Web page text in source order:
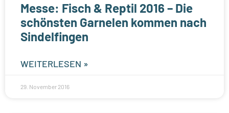
Messe: Fisch & Reptil 2016 – Die
schönsten Garnelen kommen nach
Sindelfingen
WEITERLESEN »
29. November 2016